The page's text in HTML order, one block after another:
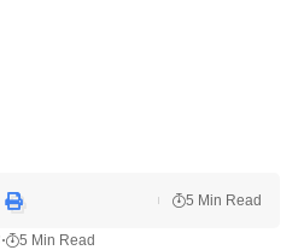
5 Min Read
5 Min Read